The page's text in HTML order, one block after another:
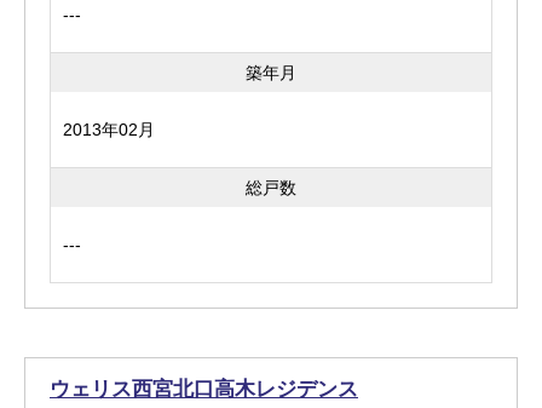
---
築年月
2013年02月
総戸数
---
ウェリス西宮北口高木レジデンス